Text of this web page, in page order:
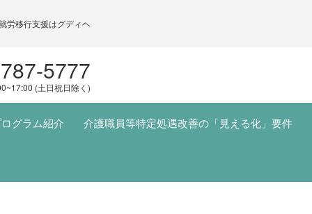
労移行支援はグディヘ
5777
(土日祝日除く)
グラム紹介 介護職員等特定処遇改善の「見える化」要件